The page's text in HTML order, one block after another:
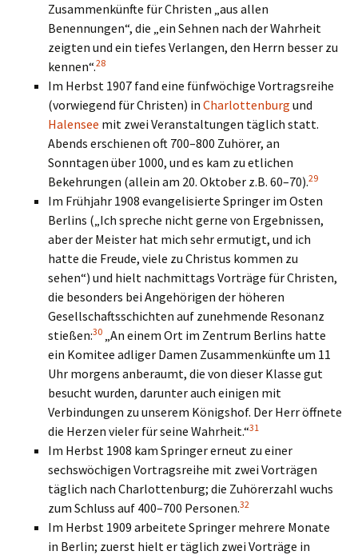
Zusammenkünfte für Christen „aus allen
Benennungen“, die „ein Sehnen nach der Wahrheit
zeigten und ein tiefes Verlangen, den Herrn besser zu
kennen“.28
Im Herbst 1907 fand eine fünfwöchige Vortragsreihe
(vorwiegend für Christen) in Charlottenburg und
Halensee mit zwei Veranstaltungen täglich statt.
Abends erschienen oft 700–800 Zuhörer, an
Sonntagen über 1000, und es kam zu etlichen
Bekehrungen (allein am 20. Oktober z.B. 60–70).29
Im Frühjahr 1908 evangelisierte Springer im Osten
Berlins („Ich spreche nicht gerne von Ergebnissen,
aber der Meister hat mich sehr ermutigt, und ich
hatte die Freude, viele zu Christus kommen zu
sehen“) und hielt nachmittags Vorträge für Christen,
die besonders bei Angehörigen der höheren
Gesellschaftsschichten auf zunehmende Resonanz
stießen:30 „An einem Ort im Zentrum Berlins hatte
ein Komitee adliger Damen Zusammenkünfte um 11
Uhr morgens anberaumt, die von dieser Klasse gut
besucht wurden, darunter auch einigen mit
Verbindungen zu unserem Königshof. Der Herr öffnete
die Herzen vieler für seine Wahrheit.“31
Im Herbst 1908 kam Springer erneut zu einer
sechswöchigen Vortragsreihe mit zwei Vorträgen
täglich nach Charlottenburg; die Zuhörerzahl wuchs
zum Schluss auf 400–700 Personen.32
Im Herbst 1909 arbeitete Springer mehrere Monate
in Berlin; zuerst hielt er täglich zwei Vorträge in